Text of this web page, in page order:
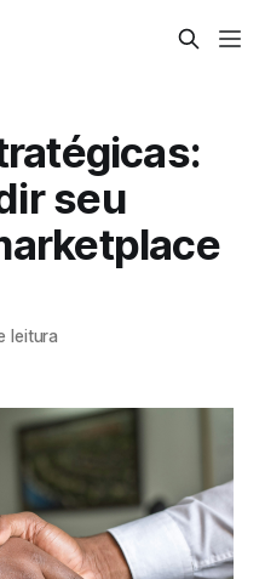
seu
leitura